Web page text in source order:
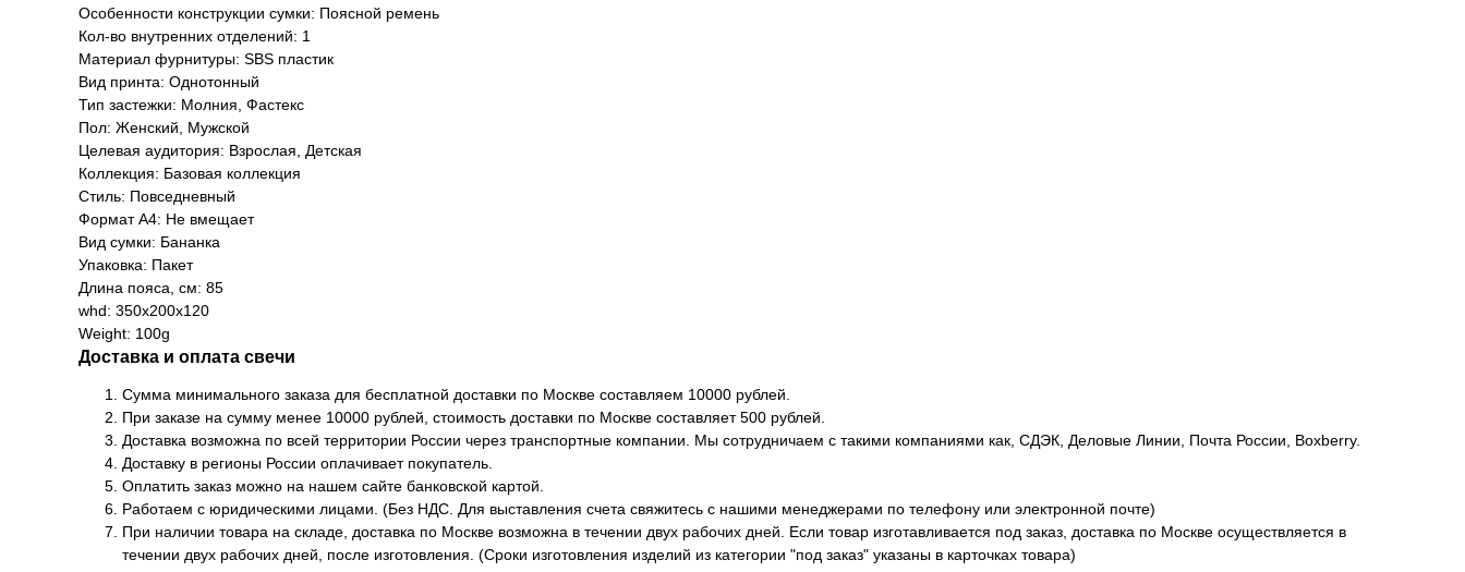
Особенности конструкции сумки: Поясной ремень
Кол-во внутренних отделений: 1
Материал фурнитуры: SBS пластик
Вид принта: Однотонный
Тип застежки: Молния, Фастекс
Пол: Женский, Мужской
Целевая аудитория: Взрослая, Детская
Коллекция: Базовая коллекция
Стиль: Повседневный
Формат А4: Не вмещает
Вид сумки: Бананка
Упаковка: Пакет
Длина пояса, см: 85
whd: 350x200x120
Weight: 100g
Доставка и оплата свечи
Сумма минимального заказа для бесплатной доставки по Москве составляем 10000 рублей.
При заказе на сумму менее 10000 рублей, стоимость доставки по Москве составляет 500 рублей.
Доставка возможна по всей территории России через транспортные компании. Мы сотрудничаем с такими компаниями как, СДЭК, Деловые Линии, Почта России, Boxberry.
Доставку в регионы России оплачивает покупатель.
Оплатить заказ можно на нашем сайте банковской картой.
Работаем с юридическими лицами. (Без НДС. Для выставления счета свяжитесь с нашими менеджерами по телефону или электронной почте)
При наличии товара на складе, доставка по Москве возможна в течении двух рабочих дней. Если товар изготавливается под заказ, доставка по Москве осуществляется в
течении двух рабочих дней, после изготовления. (Сроки изготовления изделий из категории "под заказ" указаны в карточках товара)